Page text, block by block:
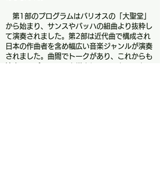
第1部のプログラムはバリオスの「大聖堂」
から始まり、サンスやバッハの組曲より抜粋し
て演奏されました。第2部は近代曲で構成され
日本の作曲者を含め幅広い音楽ジャンルが演奏
されました。曲間でトークがあり、これからも